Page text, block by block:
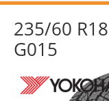
235/60
G015